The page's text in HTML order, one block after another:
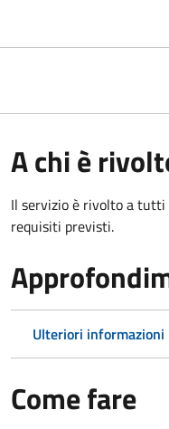
A chi è
Il servizio è rivolto a tutti
requisiti previsti.
Ulteriori informazioni
Come fare